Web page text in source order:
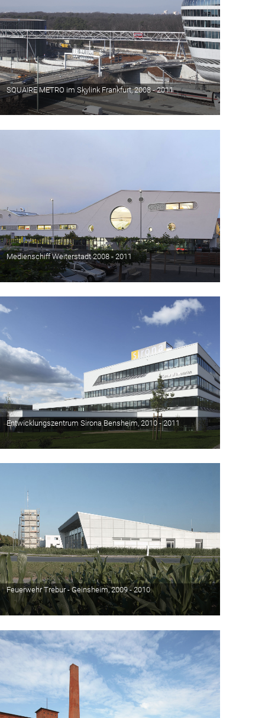
SQUAIRE METRO im Skylink Frankfurt, 2008 - 2011
Medienschiff Weiterstadt 2008 - 2011
Entwicklungszentrum Sirona Bensheim, 2010 - 2011
Feuerwehr Trebur - Geinsheim, 2009 - 2010